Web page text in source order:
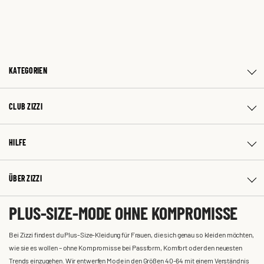
KATEGORIEN
CLUB ZIZZI
HILFE
ÜBER ZIZZI
PLUS-SIZE-MODE OHNE KOMPROMISSE
Bei Zizzi findest du Plus-Size-Kleidung für Frauen, die sich genau so kleiden möchten,
wie sie es wollen – ohne Kompromisse bei Passform, Komfort oder den neuesten
Trends einzugehen. Wir entwerfen Mode in den Größen 40-64 mit einem Verständnis